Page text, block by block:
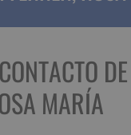
MARÍA